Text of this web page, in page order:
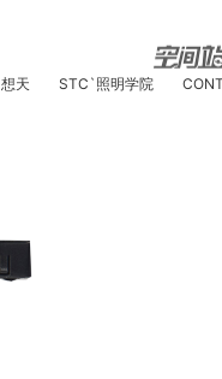
想天 STC ` 照明学院